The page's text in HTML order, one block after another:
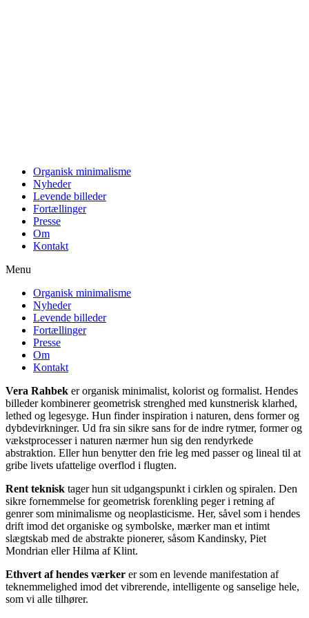
Organisk minimalisme
Nyheder
Levende billeder
Fortællinger
Presse
Om
Kontakt
Menu
Organisk minimalisme
Nyheder
Levende billeder
Fortællinger
Presse
Om
Kontakt
Vera Rahbek er organisk minimalist, kolorist og formalist. Hendes
billeder kombinerer geometrisk strenghed med kunstnerisk klarhed,
lethed og legesyge. Hun finder inspiration i naturen, dens former og
dybdevirkninger. Ud fra sin sikre sans for de indre rytmer, former og
vækstprocesser i naturen nærmer hun sig den rendyrkede
abstraktion. Eller hun benytter den frie leg med passer og lineal til at
gribe livets ufattelige overflod i flugten.
Rent teknisk tager hun sit udgangspunkt i cirklen og spiralen. Den
sikre fornemmelse for geometrisk forenkling peger i retning af
genrer som minimalisme og neoplasticisme. Her, såvel som i hendes
drift imod det organiske og symbolske, mærker man et intimt
slægtskab med de abstrakte pionerer, såsom Kandinsky, Piet
Mondrian eller Hilma af Klint.
Ethvert af hendes værker er som en levende manifestation af
teknemmelighed imod det vibrerende, intelligente og sanselige hele,
som vi alle tilhører.